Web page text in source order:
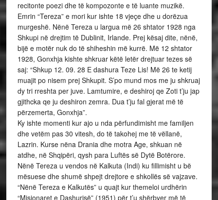
recitonte poezi dhe të kompozonte e të luante muzikë.
Emrin “Tereza” e mori kur ishte 18 vjeçe dhe u dorëzua
murgeshë. Nënë Tereza u largua më 26 shtator 1928 nga
Shkupi në drejtim të Dublinit, Irlande. Prej kësaj dite, nënë,
bijë e motër nuk do të shiheshin më kurrë. Më 12 shtator
1928, Gonxhja kishte shkruar këtë letër drejtuar tezes së
saj: “Shkup 12. 09. 28 E dashura Teze Lis! Më 26 te ketij
muajit po nisem prej Shkupit. S’po mund mos me ju shkruaj
dy tri rreshta per juve. Lamtumire, e deshiroj qe Zoti t’ju jap
gjithcka qe ju deshiron zemra. Dua t’ju fal gjerat më të
përzemerta, Gonxhja”.
Ky ishte momenti kur ajo u nda përfundimisht me familjen
dhe vetëm pas 30 vitesh, do të takohej me të vëllanë,
Lazrin. Kurse nëna Drania dhe motra Age, shkuan në
atdhe, në Shqipëri, qysh para Luftës së Dytë Botërore.
Nënë Tereza u vendos në Kalkuta (Indi) ku fillimisht u bë
mësuese dhe shumë shpejt drejtore e shkollës së vajzave.
“Nënë Tereza e Kalkutës” u quajt kur themeloi urdhërin
“Misionaret e Dashurisë” (1951) për t’u shërbyer më të